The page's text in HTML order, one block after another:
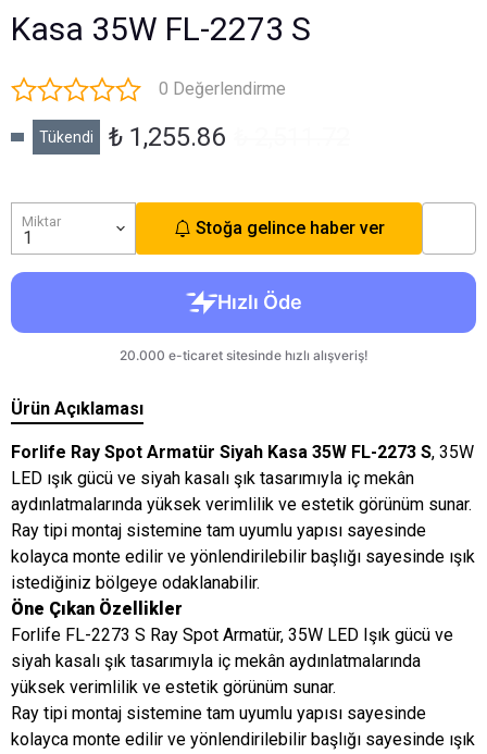
Kasa 35W FL-2273 S
0 Değerlendirme
Tükendi ₺ 1,255.86
Miktar Stoğa gelince haber ver
Ürün Açıklaması
Forlife Ray Spot Armatür Siyah Kasa 35W FL-2273 S, 35W
LED ışık gücü ve siyah kasalı şık tasarımıyla iç mekân
aydınlatmalarında yüksek verimlilik ve estetik görünüm sunar.
Ray tipi montaj sistemine tam uyumlu yapısı sayesinde
kolayca monte edilir ve yönlendirilebilir başlığı sayesinde ışık
istediğiniz bölgeye odaklanabilir.
Öne Çıkan Özellikler
Forlife FL-2273 S Ray Spot Armatür, 35W LED Işık gücü ve
siyah kasalı şık tasarımıyla iç mekân aydınlatmalarında
yüksek verimlilik ve estetik görünüm sunar.
Ray tipi montaj sistemine tam uyumlu yapısı sayesinde
kolayca monte edilir ve yönlendirilebilir başlığı sayesinde ışık